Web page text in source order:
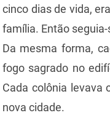
cinco dias de vida,
família. Então
Da mesma forma,
fogo sagrado no
Cada colônia levava
nova cidade.